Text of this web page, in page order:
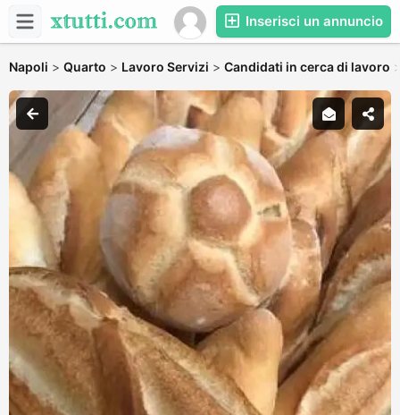
Inserisci un annuncio
Napoli > Quarto > Lavoro Servizi > Candidati in cerca di lavoro